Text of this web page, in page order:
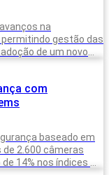
na
gestão das
de um novo
com
baseado em
2.600 câmeras
14% nos índices de